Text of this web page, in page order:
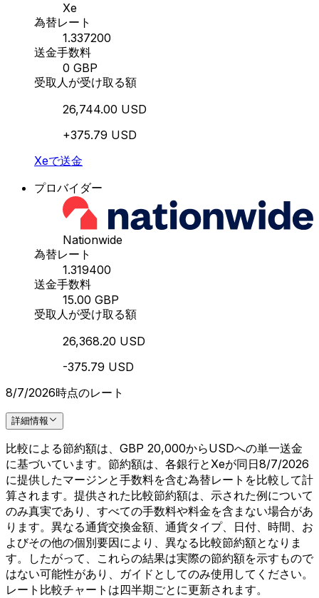
Xe
為替レート
1.337200
送金手数料
0 GBP
受取人が受け取る額
26,744.00 USD
+375.79 USD
Xeで送金
プロバイダー
Nationwide
為替レート
1.319400
送金手数料
15.00 GBP
受取人が受け取る額
26,368.20 USD
-375.79 USD
8/7/2026時点のレート
詳細情報
比較による節約額は、GBP 20,000からUSDへの単一送金
に基づいています。節約額は、各銀行とXeが同日8/7/2026
に提供したマージンと手数料を含む為替レートを比較して計
算されます。提供された比較節約額は、示された例について
のみ真実であり、すべての手数料や料金を含まない場合があ
ります。異なる通貨交換金額、通貨タイプ、日付、時間、お
よびその他の個別要因により、異なる比較節約額となりま
す。したがって、これらの結果は実際の節約額を示すもので
はない可能性があり、ガイドとしてのみ使用してください。
レート比較チャートは四半期ごとに更新されます。